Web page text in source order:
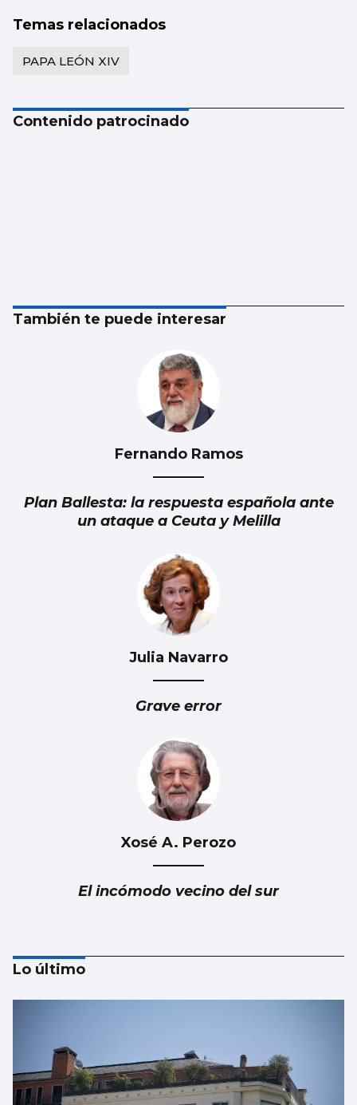
Temas relacionados
PAPA LEÓN XIV
Contenido patrocinado
También te puede interesar
Fernando Ramos
Plan Ballesta: la respuesta española ante
un ataque a Ceuta y Melilla
Julia Navarro
Grave error
Xosé A. Perozo
El incómodo vecino del sur
Las mafias trabajan gratis
Lo último